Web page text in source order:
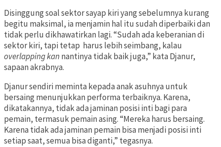
Disinggung soal sektor sayap kiri yang sebelumnya kurang
begitu maksimal, ia menjamin hal itu sudah diperbaiki dan
tidak perlu dikhawatirkan lagi. “Sudah ada keberanian di
sektor kiri, tapi tetap harus lebih seimbang, kalau
overlappingkan nantinya tidak baik juga,” kata Djanur,
sapaan akrabnya.
Djanur sendiri meminta kepada anak asuhnya untuk
bersaing menunjukkan performa terbaiknya. Karena,
dikatakannya, tidak ada jaminan posisi inti bagi para
pemain, termasuk pemain asing. “Mereka harus bersaing.
Karena tidak ada jaminan pemain bisa menjadi posisi inti
setiap saat, semua bisa diganti,” tegasnya.